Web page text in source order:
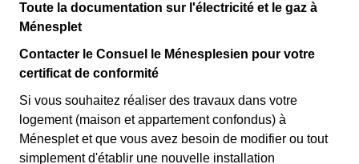
Toute la documentation sur l'électricité et le gaz à
Ménesplet
Contacter le Consuel le Ménesplesien pour votre
certificat de conformité
Si vous souhaitez réaliser des travaux dans votre
logement (maison et appartement confondus) à
Ménesplet et que vous avez besoin de modifier ou tout
simplement d'établir une nouvelle installation